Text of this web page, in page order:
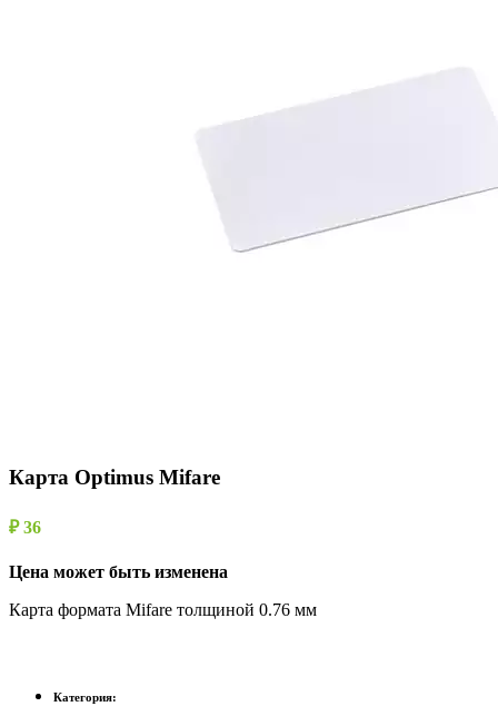
Карта Optimus Mifare
₽ 36
Цена может быть изменена
Карта формата Mifare толщиной 0.76 мм
Категория: